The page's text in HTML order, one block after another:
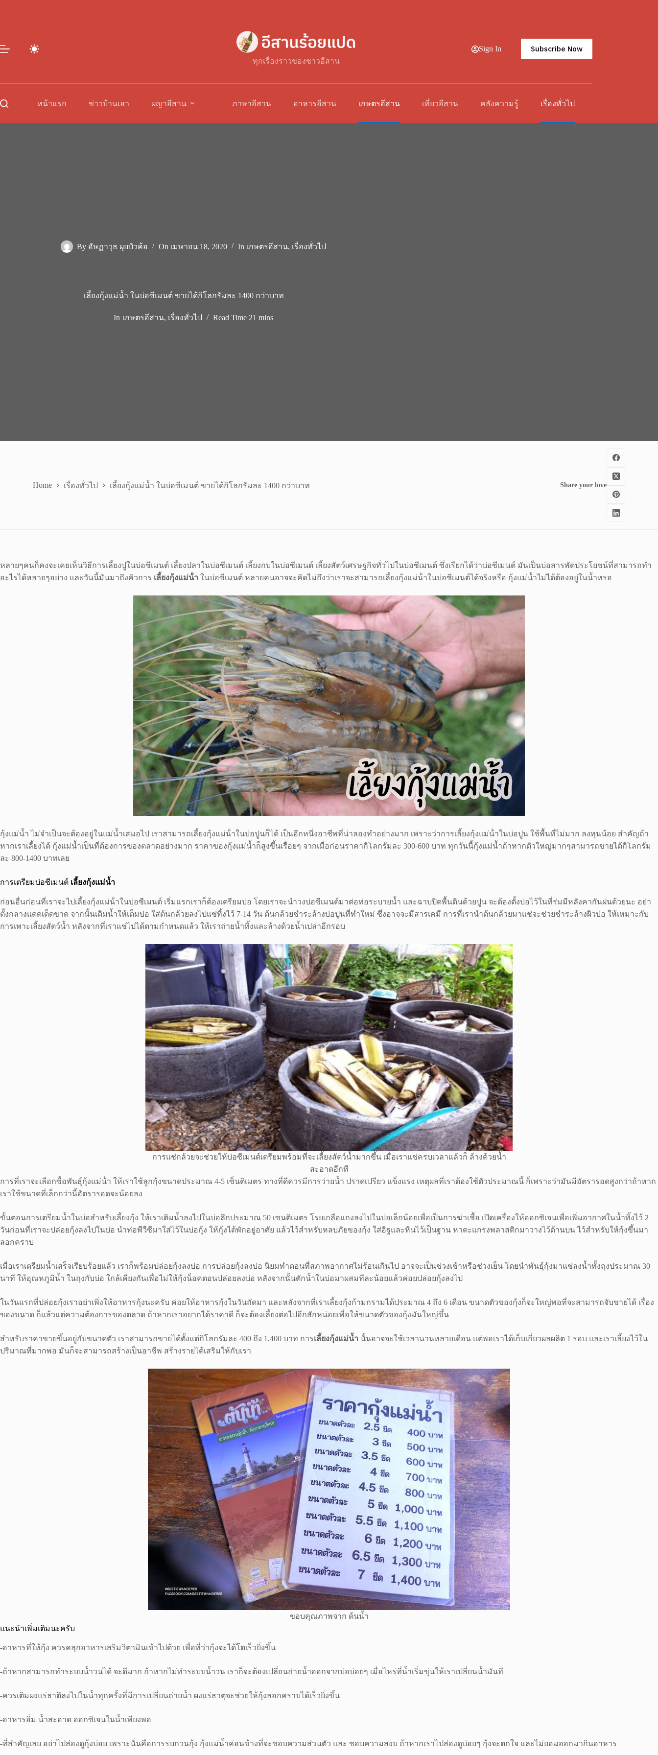
ทุกเรื่องราวของชาวอีสาน
Sign In Subscribe Now
หน้าแรก ข่าวบ้านเฮา ผญาอีสาน ภาษาอีสาน อาหารอีสาน เกษตรอีสาน เที่ยวอีสาน คลังความรู้ เรื่องทั่วไป
By อัษฏาวุธ ผุยบัวค้อ On เมษายน 18, 2020 In เกษตรอีสาน, เรื่องทั่วไป
เลี้ยงกุ้งแม่น้ำ ในบ่อซีเมนต์ ขายได้กิโลกรัมละ 1400 กว่าบาท
In เกษตรอีสาน, เรื่องทั่วไป Read Time 21 mins
Home เรื่องทั่วไป เลี้ยงกุ้งแม่น้ำ ในบ่อซีเมนต์ ขายได้กิโลกรัมละ 1400 กว่าบาท Share your love
หลายๆคนก็คงจะเคยเห็นวิธีการเลี้ยงปูในบ่อซีเมนต์ เลี้ยงปลาในบ่อซีเมนต์ เลี้ยงกบในบ่อซีเมนต์ เลี้ยงสัตว์เศรษฐกิจทั่วไปในบ่อซีเมนต์ ซึ่งเรียกได้ว่าบ่อซีเมนต์ มันเป็นบ่อสารพัดประโยชน์ที่สามารถทำ
อะไรได้หลายๆอย่าง และวันนี้มันมาถึงคิวการ เลี้ยงกุ้งแม่น้ํา ในบ่อซีเมนต์ หลายคนอาจจะคิดไม่ถึงว่าเราจะสามารถเลี้ยงกุ้งแม่น้ําในบ่อซีเมนต์ได้จริงหรือ กุ้งแม่น้ำไม่ได้ต้องอยู่ในน้ำหรอ
กุ้งแม่น้ำ ไม่จำเป็นจะต้องอยู่ในแม่น้ำเสมอไป เราสามารถเลี้ยงกุ้งแม่น้ําในบ่อปูนก็ได้ เป็นอีกหนึ่งอาชีพที่น่าลองทำอย่างมาก เพราะว่าการเลี้ยงกุ้งแม่น้ําในบ่อปูน ใช้พื้นที่ไม่มาก ลงทุนน้อย สำคัญถ้า
หากเราเลี้ยงได้ กุ้งแม่น้ำเป็นที่ต้องการของตลาดอย่างมาก ราคาของกุ้งแม่น้ำก็สูงขึ้นเรื่อยๆ จากเมื่อก่อนราคากิโลกรัมละ 300-600 บาท ทุกวันนี้กุ้งแม่น้ำถ้าหากตัวใหญ่มากๆสามารถขายได้กิโลกรัม
ละ 800-1400 บาทเลย
การเตรียมบ่อซีเมนต์ เลี้ยงกุ้งแม่น้ำ
ก่อนอื่นก่อนที่เราจะไปเลี้ยงกุ้งแม่น้ําในบ่อซีเมนต์ เริ่มแรกเราก็ต้องเตรียมบ่อ โดยเราจะนำวงบ่อซีเมนต์มาต่อท่อระบายน้ำ และฉาบปิดพื้นดินด้วยปูน จะต้องตั้งบ่อไว้ในที่ร่มมีหลังคากันฝนด้วยนะ อย่า
ตั้งกลางแดดเด็ดขาด จากนั้นเติมน้ำให้เต็มบ่อ ใส่ต้นกล้วยลงไปแช่ทิ้งไว้ 7-14 วัน ต้นกล้วยชำระล้างบ่อปูนที่ทำใหม่ ซึ่งอาจจะมีสารเคมี การที่เรานำต้นกล้วยมาแช่จะช่วยชำระล้างผิวบ่อ ให้เหมาะกับ
การเพาะเลี้ยงสัตว์น้ำ หลังจากที่เราแช่ไปได้ตามกำหนดแล้ว ให้เราถ่ายน้ำทิ้งและล้างด้วยน้ำเปล่าอีกรอบ
การแช่กล้วยจะช่วยให้บ่อซีเมนต์เตรียมพร้อมที่จะเลี้ยงสัตว์น้ำมากขึ้น เมื่อเราแช่ครบเวลาแล้วก็ ล้างด้วยน้ำ
สะอาดอีกที
การที่เราจะเลือกซื้อพันธุ์กุ้งแม่น้ํา ให้เราใช้ลูกกุ้งขนาดประมาณ 4-5 เซ็นติเมตร ทางที่ดีควรมีการว่ายน้ำ ปราดเปรียว แข็งแรง เหตุผลที่เราต้องใช้ตัวประมาณนี้ ก็เพราะว่ามันมีอัตรารอดสูงกว่าถ้าหาก
เราใช้ขนาดที่เล็กกว่านี้อัตรารอดจะน้อยลง
ขั้นตอนการเตรียมน้ำในบ่อสำหรับเลี้ยงกุ้ง ให้เราเติมน้ำลงไปในบ่อลึกประมาณ 50 เซนติเมตร โรยเกลือแกงลงไปในบ่อเล็กน้อยเพื่อเป็นการฆ่าเชื้อ เปิดเครื่องให้ออกซิเจนเพื่อเพิ่มอากาศในน้ำทิ้งไว้ 2
วันก่อนที่เราจะปล่อยกุ้งลงไปในบ่อ นำท่อพีวีซีมาใส่ไว้ในบ่อกุ้ง ให้กุ้งได้พักอยู่อาศัย แล้วไว้สำหรับหลบภัยของกุ้ง ใส่อิฐและหินไว้เป็นฐาน หาตะแกรงพลาสติกมาวางไว้ด้านบน ไว้สำหรับให้กุ้งขึ้นมา
ลอกคราบ
เมื่อเราเตรียมน้ำเสร็จเรียบร้อยแล้ว เราก็พร้อมปล่อยกุ้งลงบ่อ การปล่อยกุ้งลงบ่อ นิยมทำตอนที่สภาพอากาศไม่ร้อนเกินไป อาจจะเป็นช่วงเช้าหรือช่วงเย็น โดยนำพันธุ์กุ้งมาแช่ลงน้ำทั้งถุงประมาณ 30
นาที ให้อุณหภูมิน้ำ ในถุงกับบ่อ ใกล้เคียงกันเพื่อไม่ให้กุ้งน็อคตอนปล่อยลงบ่อ หลังจากนั้นตักน้ำในบ่อมาผสมทีละน้อยแล้วค่อยปล่อยกุ้งลงไป
ในวันแรกที่ปล่อยกุ้งเราอย่าเพิ่งให้อาหารกุ้งนะครับ ค่อยให้อาหารกุ้งในวันถัดมา และหลังจากที่เราเลี้ยงกุ้งก้ามกรามได้ประมาณ 4 ถึง 6 เดือน ขนาดตัวของกุ้งก็จะใหญ่พอที่จะสามารถจับขายได้ เรื่อง
ของขนาด ก็แล้วแต่ความต้องการของตลาด ถ้าหากเราอยากได้ราคาดี ก็จะต้องเลี้ยงต่อไปอีกสักหน่อยเพื่อให้ขนาดตัวของกุ้งมันใหญ่ขึ้น
สำหรับราคาขายขึ้นอยู่กับขนาดตัว เราสามารถขายได้ตั้งแต่กิโลกรัมละ 400 ถึง 1,400 บาท การเลี้ยงกุ้งแม่น้ำ นั้นอาจจะใช้เวลานานหลายเดือน แต่พอเราได้เก็บเกี่ยวผลผลิต 1 รอบ และเราเลี้ยงไว้ใน
ปริมาณที่มากพอ มันก็จะสามารถสร้างเป็นอาชีพ สร้างรายได้เสริมให้กับเรา
ขอบคุณภาพจาก ต้นน้ำ
แนะนำเพิ่มเติมนะครับ
-อาหารที่ให้กุ้ง ควรคลุกอาหารเสริมวิตามินเข้าไปด้วย เพื่อที่ว่ากุ้งจะได้โตเร็วยิ่งขึ้น
-ถ้าหากสามารถทำระบบน้ำวนได้ จะดีมาก ถ้าหากไม่ทำระบบน้ำวน เราก็จะต้องเปลี่ยนถ่ายน้ำออกจากบ่อบ่อยๆ เมื่อไหร่ที่น้ำเริ่มขุ่นให้เราเปลี่ยนน้ำมันที
-ควรเติมผงแร่ธาตึลงไปในน้ำทุกครั้งที่มีการเปลี่ยนถ่ายน้ำ ผงแร่ธาตุจะช่วยให้กุ้งลอกคราบได้เร็วยิ่งขึ้น
-อาหารอิ่ม น้ำสะอาด ออกซิเจนในน้ำเพียงพอ
-ที่สำคัญเลย อย่าไปส่องดูกุ้งบ่อย เพราะนั่นคือการรบกวนกุ้ง กุ้งแม่น้ำค่อนข้างที่จะชอบความส่วนตัว และ ชอบความสงบ ถ้าหากเราไปส่องดูบ่อยๆ กุ้งจะตกใจ และไม่ยอมออกมากินอาหาร